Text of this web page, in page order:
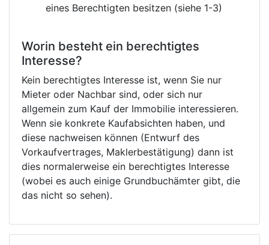
eines Berechtigten besitzen (siehe 1-3)
Worin besteht ein berechtigtes
Interesse?
Kein berechtigtes Interesse ist, wenn Sie nur
Mieter oder Nachbar sind, oder sich nur
allgemein zum Kauf der Immobilie interessieren.
Wenn sie konkrete Kaufabsichten haben, und
diese nachweisen können (Entwurf des
Vorkaufvertrages, Maklerbestätigung) dann ist
dies normalerweise ein berechtigtes Interesse
(wobei es auch einige Grundbuchämter gibt, die
das nicht so sehen).